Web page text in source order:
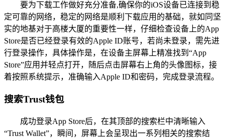
要为下载工作做好充分准备,确保你的iOS设备已连接到稳
定可靠的网络，稳定的网络是顺利下载应用的基础，就如同坚
实的地基对于高楼大厦的重要性一样，仔细检查设备上的App
Store是否已经登录有效的Apple ID账号，若尚未登录，需先进
行登录操作，具体操作是，在设备主屏幕上精准找到“App
Store”应用并轻点打开，随后点击屏幕右上角的头像图标，接
着按照系统提示，准确输入Apple ID和密码，完成登录流程。
搜索Trust钱包
成功登录App Store后，在其顶部的搜索栏中清晰输入
“Trust Wallet”，瞬间，屏幕上会呈现出一系列相关的搜索结